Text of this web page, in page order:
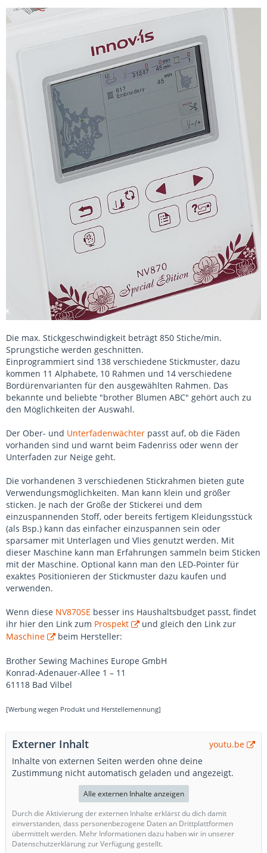
Die max. Stickgeschwindigkeit beträgt 850 Stiche/min.
Sprungstiche werden geschnitten.
Einprogrammiert sind 138 verschiedene Stickmuster, dazu
kommen 11 Alphabete, 10 Rahmen und 14 verschiedene
Bordürenvarianten für den ausgewählten Rahmen. Das
bekannte und beliebte "brother Blumen ABC" gehört auch zu
den Möglichkeiten der Auswahl.
Der Ober- und Unterfadenwächter passt auf, ob die Fäden
vorhanden sind und warnt beim Fadenriss oder wenn der
Unterfaden zur Neige geht.
Die vorhandenen 3 verschiedenen Stickrahmen bieten gute
Verwendungsmöglichkeiten. Man kann klein und größer
sticken. Je nach der Größe der Stickerei und dem
einzuspannenden Stoff, oder bereits fertigem Kleidungsstück
(als Bsp.) kann das einfacher einzuspannen sein oder
sparsamer mit Unterlagen und Vlies genutzt werden. Mit
dieser Maschine kann man Erfahrungen sammeln beim Sticken
mit der Maschine. Optional kann man den LED-Pointer für
exaktes Positionieren der Stickmuster dazu kaufen und
verwenden.
Wenn diese NV870SE besser ins Haushaltsbudget passt, findet
ihr hier den Link zum Prospekt
und gleich den Link zur
Maschine
beim Hersteller:
Brother Sewing Machines Europe GmbH
Konrad-Adenauer-Allee 1 – 11
61118 Bad Vilbel
[Werbung wegen Produkt und Herstellernennung]
Externer Inhalt
youtu.be
Inhalte von externen Seiten werden ohne deine
Zustimmung nicht automatisch geladen und angezeigt.
Alle externen Inhalte anzeigen
Durch die Aktivierung der externen Inhalte erklärst du dich damit
einverstanden, dass personenbezogene Daten an Drittplattformen
übermittelt werden. Mehr Informationen dazu haben wir in unserer
Datenschutzerklärung zur Verfügung gestellt.